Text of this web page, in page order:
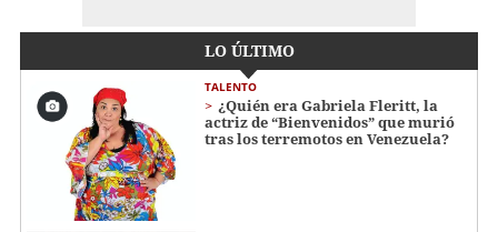
LO ÚLTIMO
TALENTO
¿Quién era Gabriela Fleritt, la
actriz de “Bienvenidos” que murió
tras los terremotos en Venezuela?